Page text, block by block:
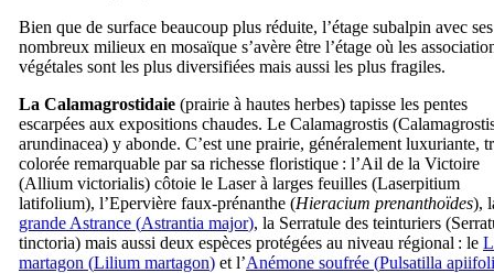
Bien que de surface beaucoup plus réduite, l’étage subalpin avec ses
nombreux milieux en mosaïque s’avère être l’étage où les
végétales sont les plus diversifiées mais aussi les plus fragiles.
La Calamagrostidaie (prairie à hautes herbes) tapisse les pentes
escarpées aux expositions chaudes. Le Calamagrostis (
arundinacea) y abonde. C’est une prairie, généralement luxuriante,
colorée remarquable par sa richesse floristique : l’Ail de la Victoire
(Allium victorialis) côtoie le Laser à larges feuilles (Laserpitium
latifolium), l’Epervière faux-prénanthe (Hieracium prenanthoïdes),
grande Astrance (Astrantia major), la Serratule des teinturiers (
tinctoria) mais aussi deux espèces protégées au niveau régional : le
martagon (Lilium martagon) et l’Anémone soufrée (Pulsatilla